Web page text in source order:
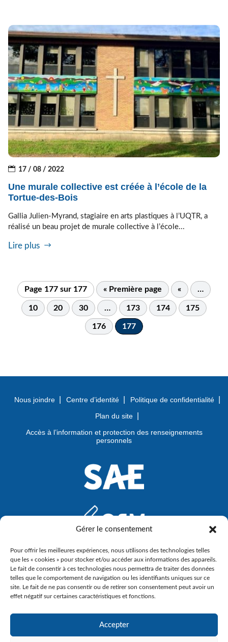
Gérer le consentement
Pour offrir les meilleures expériences, nous utilisons des technologies telles
que les « cookies » pour stocker et/ou accéder aux informations des appareils.
Le fait de consentir à ces technologies nous permettra de traiter des données
telles que le comportement de navigation ou les identifiants uniques sur ce
site. Le fait de ne pas consentir ou de retirer son consentement peut avoir un
effet négatif sur certaines caractéristiques et fonctions.
Accepter
17 / 08 / 2022
Une murale collective est créée à l’école de la
Tortue-des-Bois
Gallia Julien-Myrand, stagiaire en arts plastiques à l’UQTR, a
réalisé un beau projet de murale collective à l’école...
Lire plus
Page 177 sur 177 « Première page « …
10 20 30 … 173 174 175
176 177
Nous joindre Centre d’identité
Politique de confidentialité
Plan du site
Accès à l’information et protection des renseignements
personnels